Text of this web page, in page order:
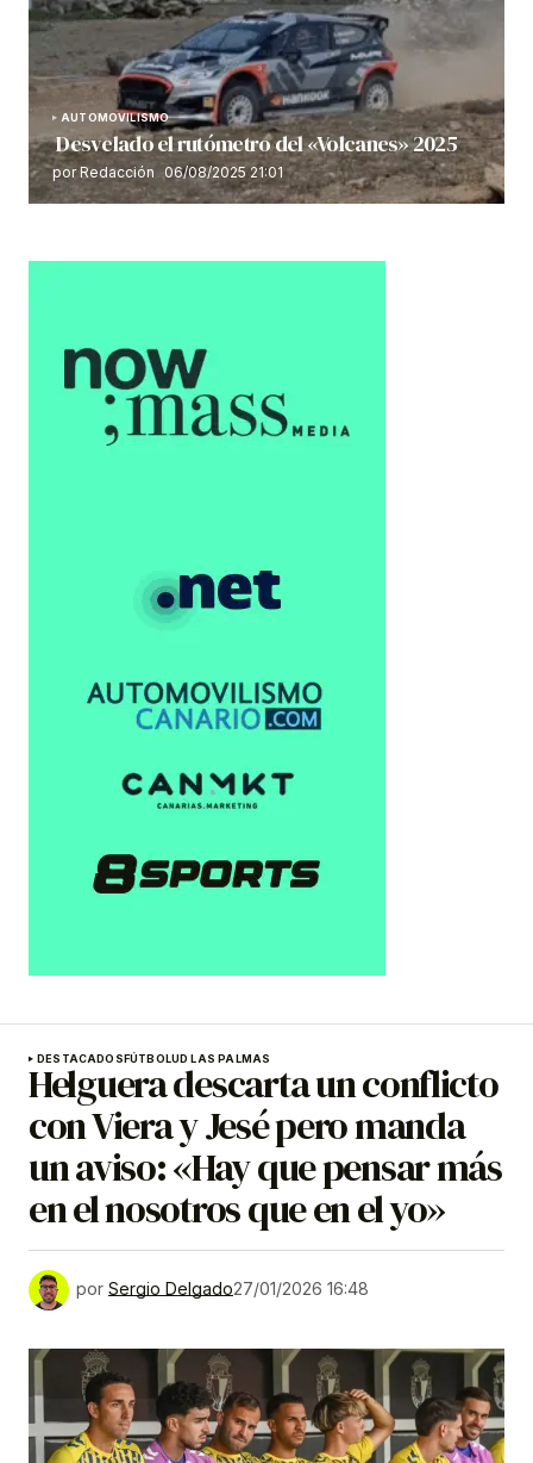
AUTOMOVILISMO
Desvelado el rutómetro del «Volcanes» 2025
por Redacción 06/08/2025 21:01
DESTACADOSFÚTBOLUD LAS PALMAS
Helguera descarta un conflicto
con Viera y Jesé pero manda
un aviso: «Hay que pensar más
en el nosotros que en el yo»
por Sergio Delgado27/01/2026 16:48